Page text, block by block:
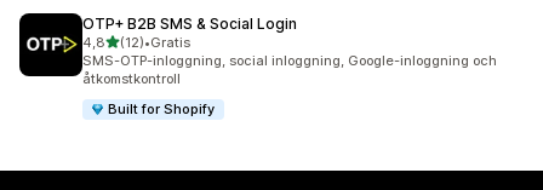
OTP+ B2B SMS & Social Login
4,8av 5 stjärnor
(12)
12 recensioner totalt
•Gratis
SMS-OTP-inloggning, social inloggning, Google-inloggning och
åtkomstkontroll
Built for Shopify